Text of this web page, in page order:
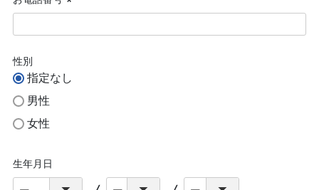
(必
須)
性別
指定なし
男性
女性
生年月日